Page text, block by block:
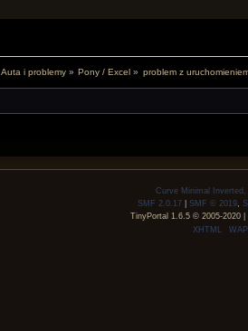
Auta i problemy» Pony / Excel » problem z
Curve Minimal
SMF 2.0.17 |SMF © 2019,
TinyPortal 1.6.5© 2005-2020|
XHTML